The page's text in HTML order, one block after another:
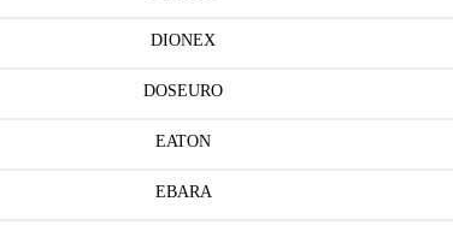
DIONEX
DOSEURO
EATON
EBARA